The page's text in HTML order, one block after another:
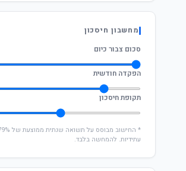
מחשבון חיסכון
סכום צבור כיום
הפקדה חודשית
תקופת חיסכון
עתידיות. להמחשה בלבד.